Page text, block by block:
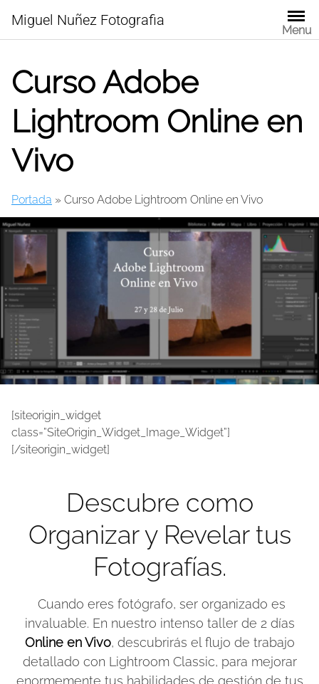
content
Miguel Nuñez Fotografia
Menu
Curso Adobe
Lightroom Online en
Vivo
Portada » Curso Adobe Lightroom Online en Vivo
[siteorigin_widget
class=”SiteOrigin_Widget_Image_Widget”]
[/siteorigin_widget]
Descubre como
Organizar y Revelar tus
Fotografías.
Cuando eres fotógrafo, ser organizado es
invaluable. En nuestro intenso taller de 2 días
Online en Vivo, descubrirás el flujo de trabajo
detallado con Lightroom Classic, para mejorar
enormemente tus habilidades de gestión de tus